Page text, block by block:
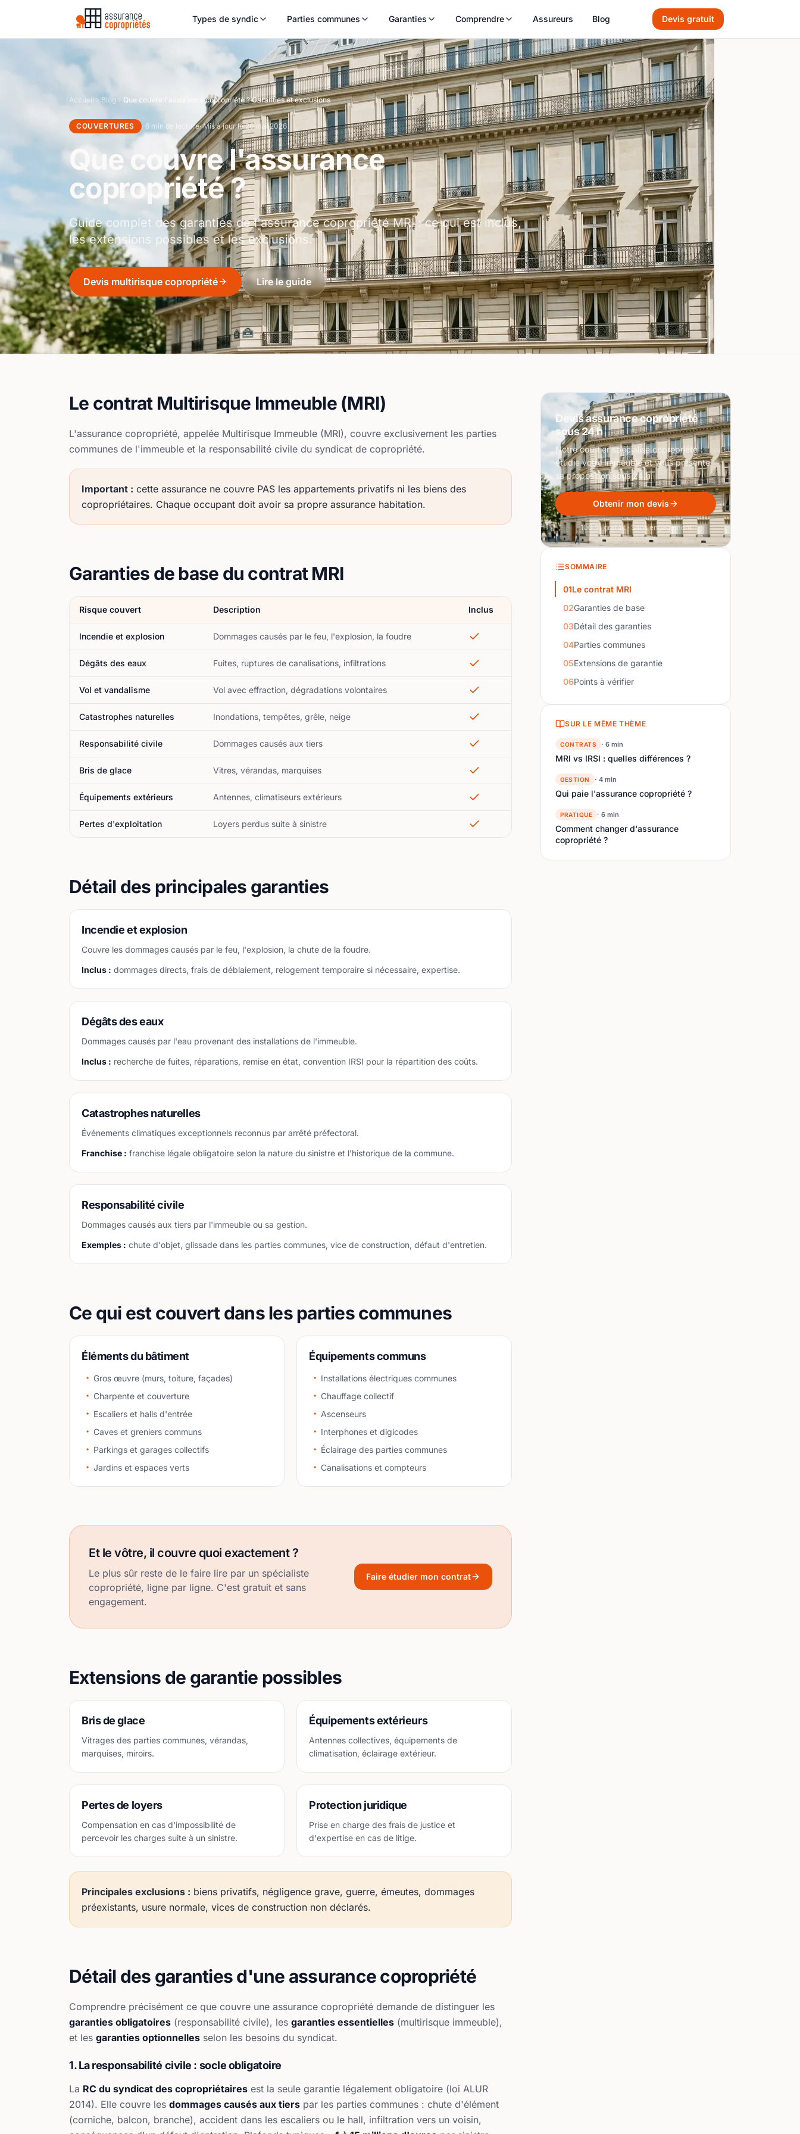
Types de syndic Parties communes Garanties Comprendre Assureurs Blog Devis gratuit
Accueil Blog Que couvre l'assurance copropriété ? Garanties et exclusions
COUVERTURES · 6 min de lecture· Mis à jour le 26 mai 2026
Que couvre l'assurance
copropriété ?
Guide complet des garanties de l'assurance copropriété MRI : ce qui est inclus,
les extensions possibles et les exclusions.
Devis multirisque copropriété Lire le guide
Le contrat Multirisque Immeuble (MRI)
L'assurance copropriété, appelée Multirisque Immeuble (MRI), couvre exclusivement les parties
communes de l'immeuble et la responsabilité civile du syndicat de copropriété.
Important : cette assurance ne couvre PAS les appartements privatifs ni les biens des
copropriétaires. Chaque occupant doit avoir sa propre assurance habitation.
Garanties de base du contrat MRI
Risque couvert Description Inclus
Incendie et explosion Dommages causés par le feu, l'explosion, la foudre
Dégâts des eaux Fuites, ruptures de canalisations, infiltrations
Vol et vandalisme Vol avec effraction, dégradations volontaires
Catastrophes naturelles Inondations, tempêtes, grêle, neige
Responsabilité civile Dommages causés aux tiers
Bris de glace Vitres, vérandas, marquises
Équipements extérieurs Antennes, climatiseurs extérieurs
Pertes d'exploitation Loyers perdus suite à sinistre
Détail des principales garanties
Incendie et explosion
Couvre les dommages causés par le feu, l'explosion, la chute de la foudre.
Inclus : dommages directs, frais de déblaiement, relogement temporaire si nécessaire, expertise.
Dégâts des eaux
Dommages causés par l'eau provenant des installations de l'immeuble.
Inclus : recherche de fuites, réparations, remise en état, convention IRSI pour la répartition des coûts.
Catastrophes naturelles
Événements climatiques exceptionnels reconnus par arrêté préfectoral.
Franchise : franchise légale obligatoire selon la nature du sinistre et l'historique de la commune.
Responsabilité civile
Dommages causés aux tiers par l'immeuble ou sa gestion.
Exemples : chute d'objet, glissade dans les parties communes, vice de construction, défaut d'entretien.
Ce qui est couvert dans les parties communes
Éléments du bâtiment
Gros œuvre (murs, toiture, façades)
Charpente et couverture
Escaliers et halls d'entrée
Caves et greniers communs
Parkings et garages collectifs
Jardins et espaces verts
Équipements communs
Installations électriques communes
Chauffage collectif
Ascenseurs
Interphones et digicodes
Éclairage des parties communes
Canalisations et compteurs
Et le vôtre, il couvre quoi exactement ?
Le plus sûr reste de le faire lire par un spécialiste
copropriété, ligne par ligne. C'est gratuit et sans
engagement.
Faire étudier mon contrat
Extensions de garantie possibles
Bris de glace
Vitrages des parties communes, vérandas,
marquises, miroirs.
Équipements extérieurs
Antennes collectives, équipements de
climatisation, éclairage extérieur.
Pertes de loyers
Compensation en cas d'impossibilité de
percevoir les charges suite à un sinistre.
Protection juridique
Prise en charge des frais de justice et
d'expertise en cas de litige.
Principales exclusions : biens privatifs, négligence grave, guerre, émeutes, dommages
préexistants, usure normale, vices de construction non déclarés.
Détail des garanties d'une assurance copropriété
Comprendre précisément ce que couvre une assurance copropriété demande de distinguer les
garanties obligatoires (responsabilité civile), les garanties essentielles (multirisque immeuble),
et les garanties optionnelles selon les besoins du syndicat.
1. La responsabilité civile : socle obligatoire
La RC du syndicat des copropriétaires est la seule garantie légalement obligatoire (loi ALUR
2014). Elle couvre les dommages causés aux tiers par les parties communes : chute d'élément
(corniche, balcon, branche), accident dans les escaliers ou le hall, infiltration vers un voisin,
Devis assurance copropriété
sous 24 h
Notre courtier spécialisé copropriété
étudie votre immeuble et vous présente
sa proposition sous 24 h.
Obtenir mon devis
100 % gratuit · Sans engagement
SOMMAIRE
01Le contrat MRI
02Garanties de base
03Détail des garanties
04Parties communes
05Extensions de garantie
06Points à vérifier
SUR LE MÊME THÈME
CONTRATS · 6 min
MRI vs IRSI : quelles différences ?
GESTION · 4 min
Qui paie l'assurance copropriété ?
PRATIQUE · 6 min
Comment changer d'assurance
copropriété ?